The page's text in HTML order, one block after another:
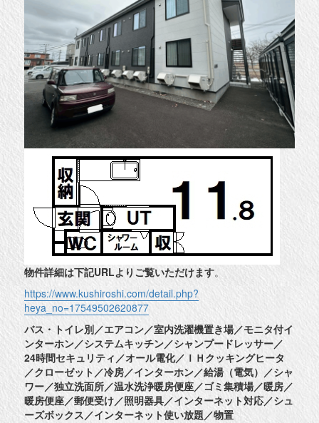
物件詳細は下記URLよりご覧いただけます。
https://www.kushiroshi.com/detail.php?
heya_no=17549502620877
バス・トイレ別／エアコン／室内洗濯機置き場／モニタ付イ
ンターホン／システムキッチン／シャンプードレッサー／
24時間セキュリティ／オール電化／ＩＨクッキングヒータ
／クローゼット／冷房／インターホン／給湯（電気）／シャ
ワー／独立洗面所／温水洗浄暖房便座／ゴミ集積場／暖房／
暖房便座／郵便受け／照明器具／インターネット対応／シュ
ーズボックス／インターネット使い放題／物置